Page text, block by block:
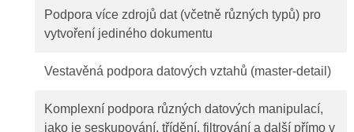
Podpora více zdrojů dat (včetně různých typů) pro
vytvoření jediného dokumentu
Vestavěná podpora datových vztahů (master-detail)
Komplexní podpora různých datových manipulací,
jako je seskupování, třídění, filtrování a další přímo v